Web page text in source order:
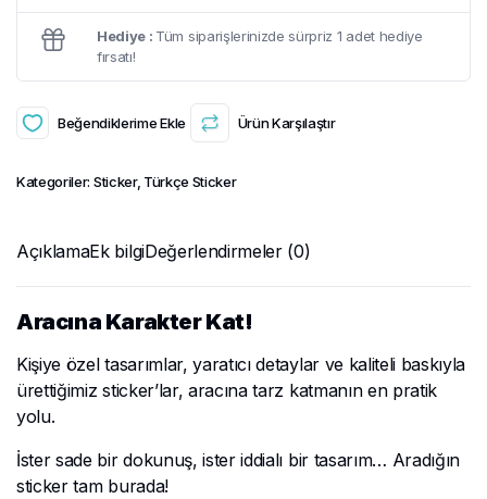
Hediye : Tüm siparişlerinizde sürpriz 1 adet hediye
fırsatı!
Beğendiklerime Ekle Ürün Karşılaştır
Kategoriler: Sticker, Türkçe Sticker
AçıklamaEk bilgiDeğerlendirmeler (0)
Aracına Karakter Kat!
Kişiye özel tasarımlar, yaratıcı detaylar ve kaliteli baskıyla
ürettiğimiz sticker’lar, aracına tarz katmanın en pratik
yolu.
İster sade bir dokunuş, ister iddialı bir tasarım… Aradığın
sticker tam burada!